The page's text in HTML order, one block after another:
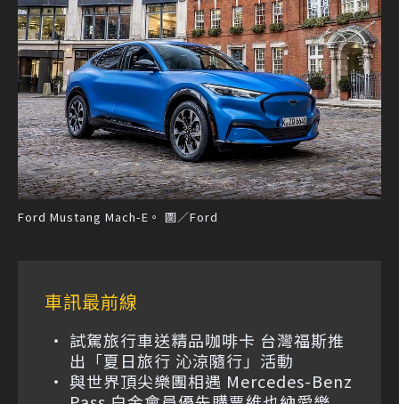
Ford Mustang Mach-E。 圖／Ford
車訊最前線
試駕旅行車送精品咖啡卡 台灣福斯推
出「夏日旅行 沁涼隨行」活動
與世界頂尖樂團相遇 Mercedes-Benz